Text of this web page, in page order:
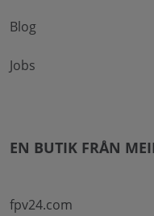
Blog
Jobs
EN BUTIK FRÅN
fpv24.com